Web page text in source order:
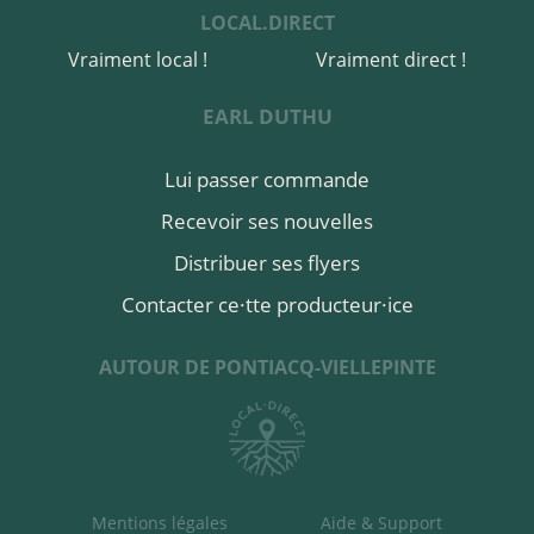
à Pontiacq-ViellepinteLOCAL.DIRECT
Vraiment local !
Vraiment direct !
EARL DUTHU
Lui passer commande
Recevoir ses nouvelles
Distribuer ses flyers
Contacter ce·tte producteur·ice
AUTOUR DE PONTIACQ-VIELLEPINTE
Mentions légales Aide & Support